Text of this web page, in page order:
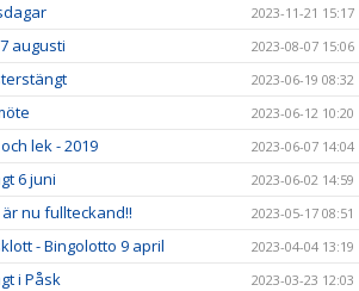
2023-11-21 15:17
augusti 2023-08-07 15:06
2023-06-19 08:32
2023-06-12 10:20
lek - 2019 2023-06-07 14:04
6 juni 2023-06-02 14:59
nu fullteckand!! 2023-05-17 08:51
- Bingolotto 9 april 2023-04-04 13:19
i Påsk 2023-03-23 12:03